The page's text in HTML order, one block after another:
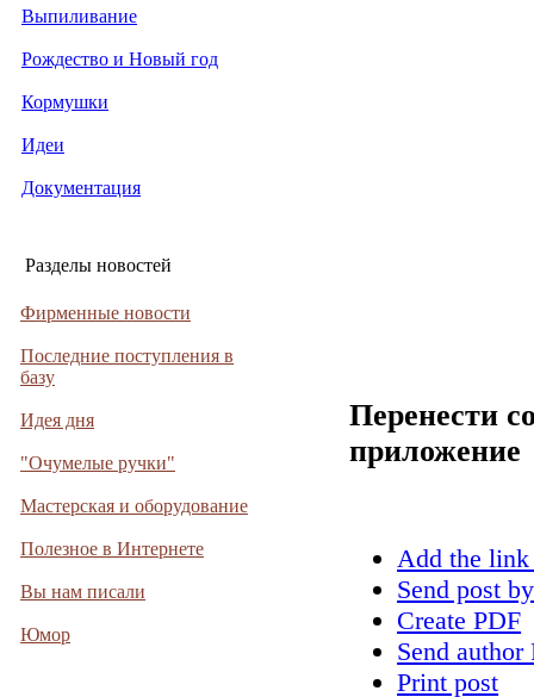
Выпиливание
Рождество и Новый год
Кормушки
Идеи
Документация
Разделы новостей
Фирменные новости
Последние поступления в
базу
Идея дня
"Очумелые ручки"
Мастерская и оборудование
Полезное в Интернете
Вы нам писали
Юмор
Перенести
приложение
Add the
Send post
Create PDF
Send
Print post